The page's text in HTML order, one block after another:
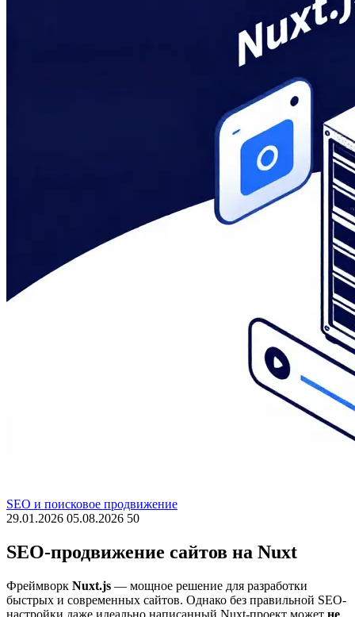
SEO и поисковое продвижение
29.01.2026 05.08.2026 50
SEO-продвижение сайтов на Nuxt
Фреймворк Nuxt.js — мощное решение для разработки
быстрых и современных сайтов. Однако без правильной SEO-
настройки даже идеально написанный Nuxt-проект может не